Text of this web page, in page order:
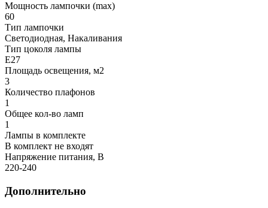
Мощность лампочки (max)
60
Тип лампочки
Светодиодная, Накаливания
Тип цоколя лампы
E27
Площадь освещения, м2
3
Количество плафонов
1
Общее кол-во ламп
1
Лампы в комплекте
В комплект не входят
Напряжение питания, В
220-240
Дополнительно